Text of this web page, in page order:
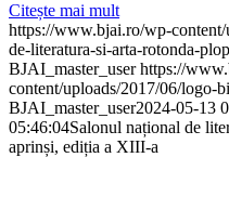
Citește mai mult
https://www.bjai.ro/wp-
de-literatura-si-arta-rotonda-
BJAI_master_user https://
content/uploads/2017/06/logo-
BJAI_master_user2024-05-13
05:46:04Salonul național de
aprinși, ediția a XIII-a